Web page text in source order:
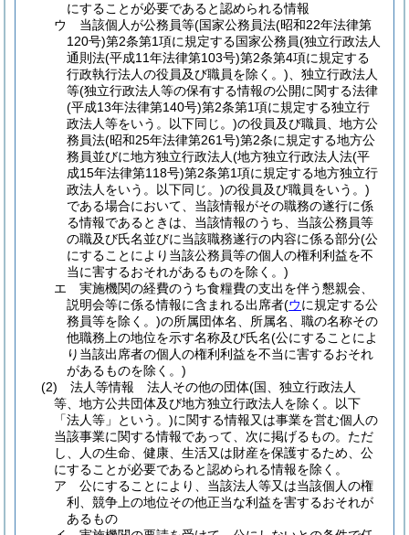
にすることが必要であると認められる情報
ウ
当該個人が公務員等(国家公務員法(昭和22年法律第
120号)第2条第1項に規定する国家公務員(独立行政法人
通則法(平成11年法律第103号)第2条第4項に規定する
行政執行法人の役員及び職員を除く。) 、独立行政法人
等(独立行政法人等の保有する情報の公開に関する法律
(平成13年法律第140号)第2条第1項に規定する独立行
政法人等をいう。以下同じ。)の役員及び職員、地方公
務員法(昭和25年法律第261号)第2条に規定する地方公
務員並びに地方独立行政法人(地方独立行政法人法(平
成15年法律第118号)第2条第1項に規定する地方独立行
政法人をいう。以下同じ。)の役員及び職員をいう。)
である場合において、当該情報がその職務の遂行に係
る情報であるときは、当該情報のうち、当該公務員等
の職及び氏名並びに当該職務遂行の内容に係る部分(公
にすることにより当該公務員等の個人の権利利益を不
当に害するおそれがあるものを除く。)
エ
実施機関の経費のうち食糧費の支出を伴う懇親会、
説明会等に係る情報に含まれる出席者(ウに規定する公
務員等を除く。)の所属団体名、所属名、職の名称その
他職務上の地位を示す名称及び氏名(公にすることによ
り当該出席者の個人の権利利益を不当に害するおそれ
があるものを除く。)
(2)
法人等情報 法人その他の団体(国、独立行政法人
等、地方公共団体及び地方独立行政法人を除く。以下
「法人等」という。)に関する情報又は事業を営む個人の
当該事業に関する情報であって、次に掲げるもの。 ただ
し、人の生命、健康、生活又は財産を保護するため、公
にすることが必要であると認められる情報を除く。
ア
公にすることにより、当該法人等又は当該個人の権
利、競争上の地位その他正当な利益を害するおそれが
あるもの